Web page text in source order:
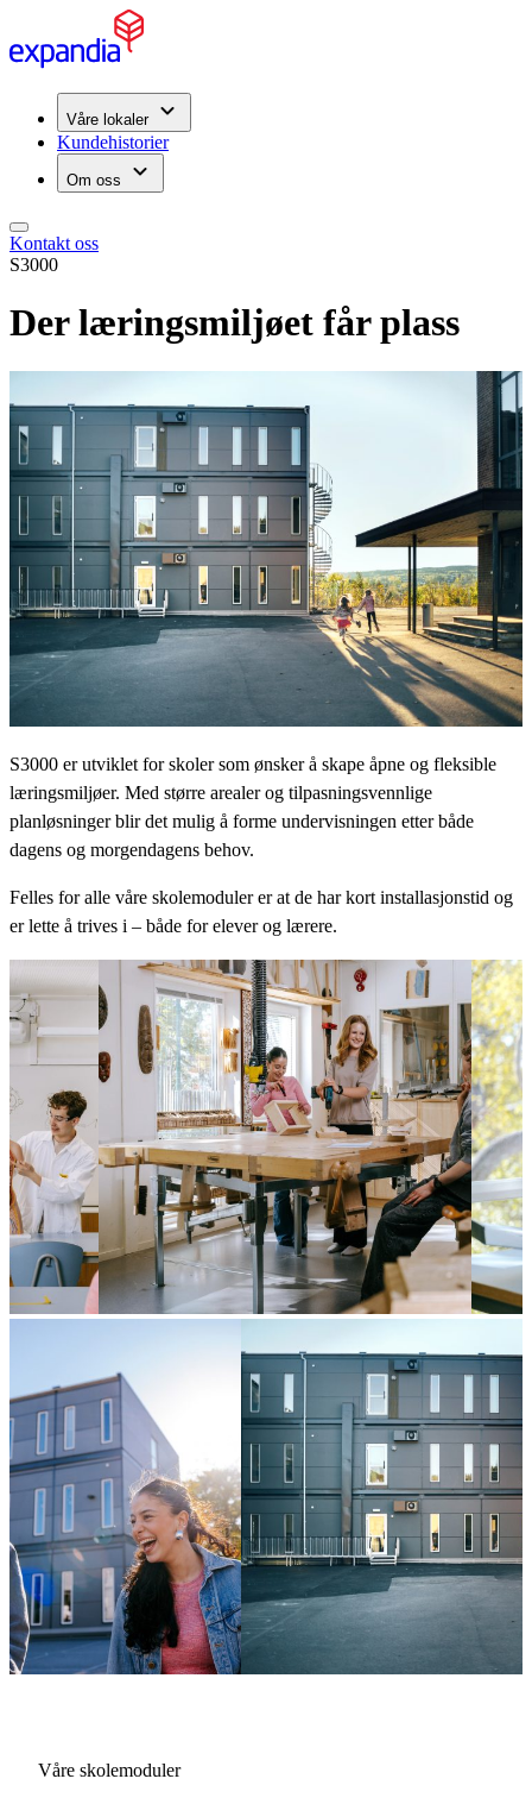
Våre lokaler
Kundehistorier
Om oss
Kontakt oss
S3000
Der læringsmiljøet får plass
S3000 er utviklet for skoler som ønsker å skape åpne og fleksible
læringsmiljøer. Med større arealer og tilpasningsvennlige
planløsninger blir det mulig å forme undervisningen etter både
dagens og morgendagens behov.
Felles for alle våre skolemoduler er at de har kort installasjonstid og
er lette å trives i – både for elever og lærere.
Våre skolemoduler